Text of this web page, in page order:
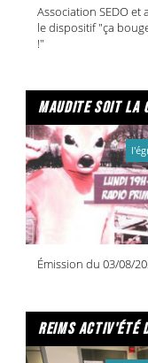
Association SEDO et
le dispositif "ça
!"
Émission du 03/08/
reims activ'été